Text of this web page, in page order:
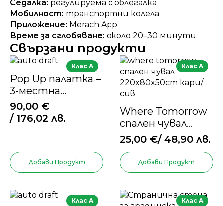
Седалка: регулируема с облегалка
Мобилност: транспортни колела
Приложение: Merach App
Време за сглобяване: около 20–30 минути
Свързани продукти
Клас A
Pop Up палатка –
3-местна
палатка с двойна
врата
90,00 €
/ 176,02 лв.
Добави Продукт
Клас A
Where Tomorrow
спален чувал
220x80x50cm
кари/сив
25,00 €/ 48,90 лв.
Добави Продукт
Клас A Клас A